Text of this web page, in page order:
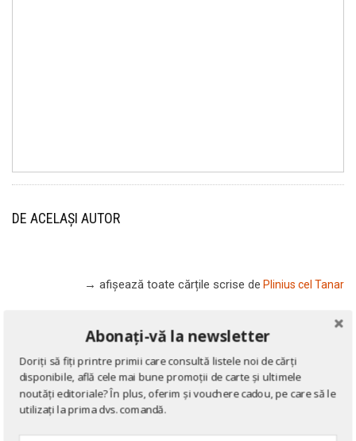
DE ACELAȘI AUTOR
→ afișează toate cărțile scrise de Plinius cel Tanar
Abonați-vă la newsletter
Doriți să fiți printre primii care consultă listele noi de cărți
disponibile, află cele mai bune promoții de carte și ultimele
noutăți editoriale? În plus, oferim și vouchere cadou, pe care să le
utilizați la prima dvs. comandă.